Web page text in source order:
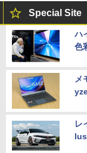
Special Site
ハ
色
メ
レ